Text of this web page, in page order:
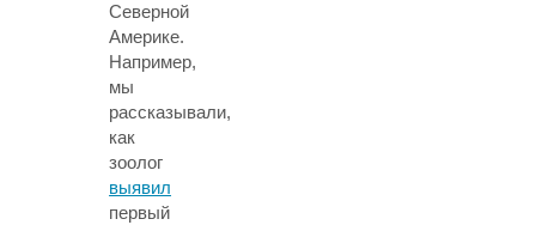
Северной
Америке.
Например,
мы
рассказывали,
как
зоолог
выявил
первый